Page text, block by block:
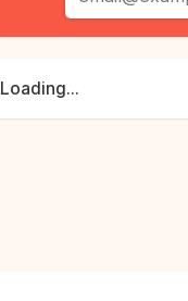
Loading...